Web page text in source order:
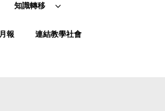
知識轉移
報 連結教學社會